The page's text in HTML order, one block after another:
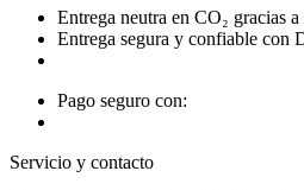
Entrega neutra en CO₂ gracias
Entrega segura y confiable con
Pago seguro con:
Servicio y contacto